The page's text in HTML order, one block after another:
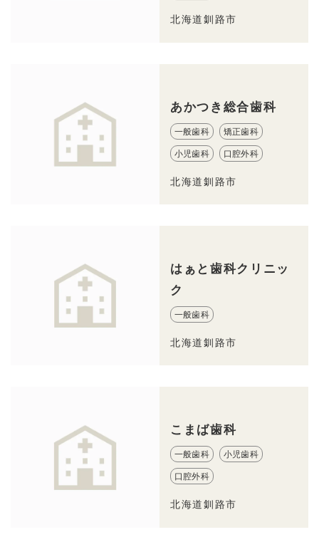
北海道釧路市
あかつき総合歯科
一般歯科 矯正歯科
小児歯科 口腔外科
北海道釧路市
はぁと歯科クリニッ
ク
一般歯科
北海道釧路市
こまば歯科
一般歯科 小児歯科
口腔外科
北海道釧路市